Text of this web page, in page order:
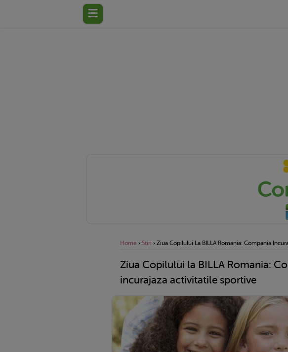
Home › Stiri › Ziua Copilului La BILLA Romania: Compania
Ziua Copilului la BILLA Romania:
incurajaza activitatile sportive